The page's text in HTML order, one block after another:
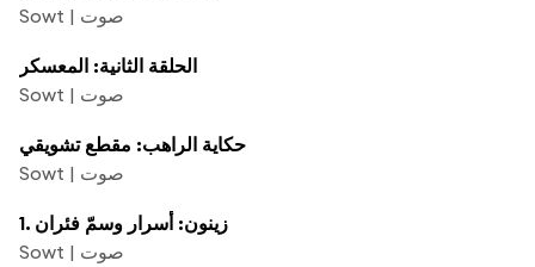
Sowt | صوت
الحلقة الثانية: المعسكر
Sowt | صوت
حكاية الراهب: مقطع تشويقي
Sowt | صوت
1. زينون: أسرار وسمّ فئران
Sowt | صوت